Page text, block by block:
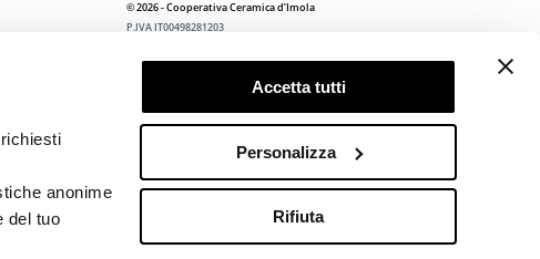
anonime
del tuo
Accetta tutti
Personalizza
Rifiuta
© 2026 - Cooperativa Ceramica d’Imola
P.IVA IT00498281203
R.E.A. BO 5545
Cookie policy—Preferenze